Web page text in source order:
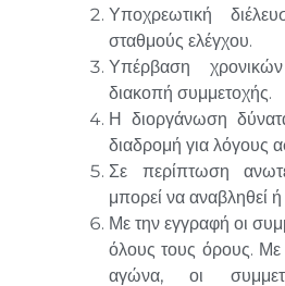
Υποχρεωτική
σταθμούς ελέγχου.
Υπέρβαση
διακοπή συμμετοχής.
Η διοργάνωση
διαδρομή για λόγους
Σε περίπτωση
μπορεί να αναβληθεί ή
Με την εγγραφή οι
όλους τους όρους.
αγώνα, οι